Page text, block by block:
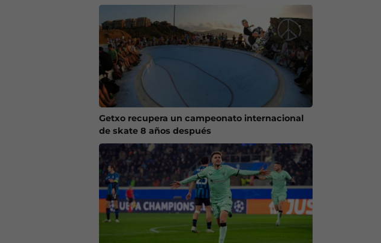
Getxo recupera un campeonato internacional
de skate 8 años después